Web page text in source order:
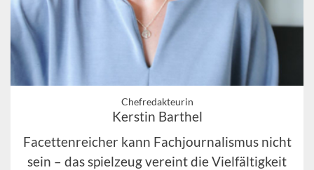
Chefredakteurin
Kerstin Barthel
Facettenreicher kann Fachjournalismus nicht
sein – das spielzeug vereint die Vielfältigkeit